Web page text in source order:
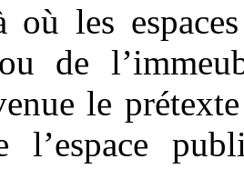
où les
de
le
l’espace